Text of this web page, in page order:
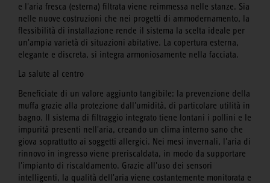
e l'aria fresca (esterna) filtrata viene reimmessa nelle stanze. Sia
nelle nuove costruzioni che nei progetti di ammodernamento, la
flessibilità di installazione rende il sistema la scelta ideale per
un'ampia varietà di situazioni abitative. La copertura esterna,
elegante e discreta, si integra armoniosamente nella facciata.
La salute al centro
Beneficiate di un valore aggiunto tangibile: la prevenzione della
muffa grazie alla protezione dall'umidità, di particolare utilità in
bagno. Il sistema di filtraggio integrato tiene lontani i pollini e le
impurità presenti nell'aria, creando un clima interno sano che
giova soprattutto ai soggetti allergici. Nei mesi invernali, l'aria di
rinnovo in ingresso viene preriscaldata, in modo da supportare
l'impianto di riscaldamento. Grazie all'uso dei sensori
intelligenti, la qualità dell'aria viene costantemente monitorata e